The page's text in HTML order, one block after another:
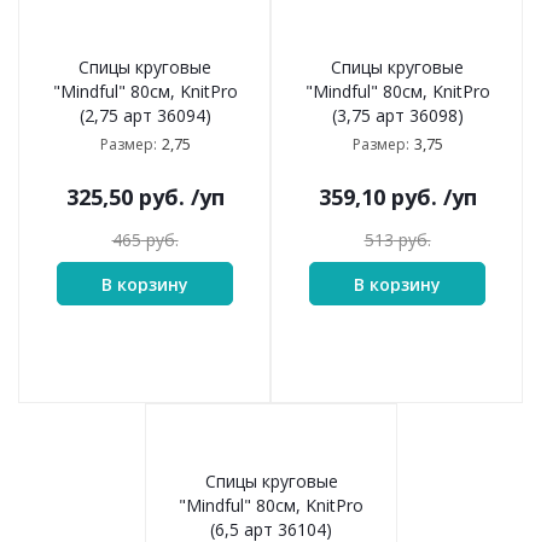
Спицы круговые
"Mindful" 80см, KnitPro
(2,75 арт 36094)
Размер: 2,75
325,50руб. /уп
465руб.
В корзину
Спицы круговые
"Mindful" 80см, KnitPro
(3,75 арт 36098)
Размер: 3,75
359,10руб. /уп
513руб.
В корзину
Спицы круговые
"Mindful" 80см, KnitPro
(6,5 арт 36104)